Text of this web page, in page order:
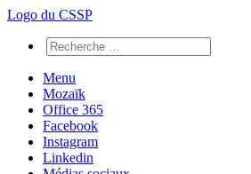
Logo du CSSP
Menu
Mozaïk
Office 365
Facebook
Instagram
Linkedin